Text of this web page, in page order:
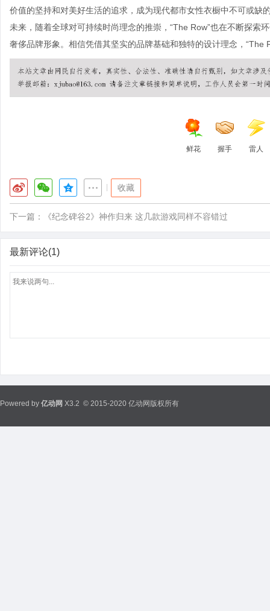
价值的坚持和对美好生活的追求，成为现代都市女性衣橱中不可或缺
未来，随着全球对可持续时尚理念的推崇，“The Row”也在不断探索
奢侈品牌形象。相信凭借其坚实的品牌基础和独特的设计理念，“The
鲜花 握手 雷人
收藏
下一篇： 《纪念碑谷2》神作归来 这几款游戏同样不容错过
最新评论(1)
Powered by 亿动网 X3.2 © 2015-2020 亿动网版权所有